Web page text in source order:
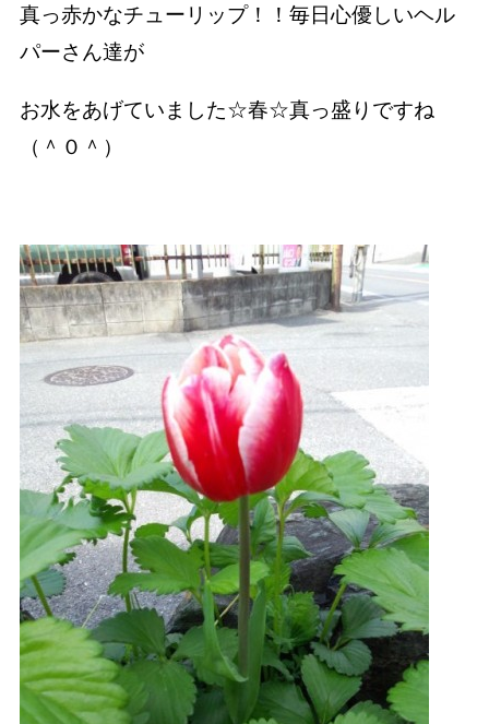
真っ赤かなチューリップ！！毎日心優しいヘル
パーさん達が
お水をあげていました☆春☆真っ盛りですね
（＾０＾）